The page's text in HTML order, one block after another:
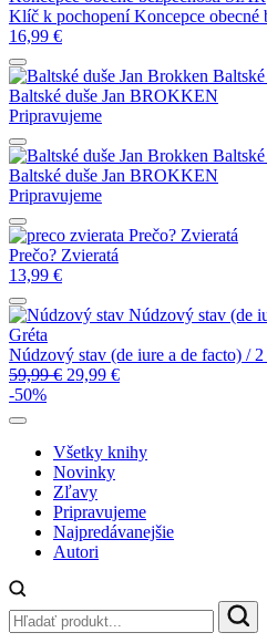
Klíč k pochopení Koncepce obecné
16,99 €
Baltské duše Jan BROKKEN
Pripravujeme
Baltské duše Jan BROKKEN
Pripravujeme
Prečo? Zvieratá
Prečo? Zvieratá
13,99 €
Núdzový stav (de
Gréta
Núdzový stav (de iure a de facto) /
59,99€ 29,99 €
-50%
Všetky knihy
Novinky
Zľavy
Pripravujeme
Najpredávanejšie
Autori